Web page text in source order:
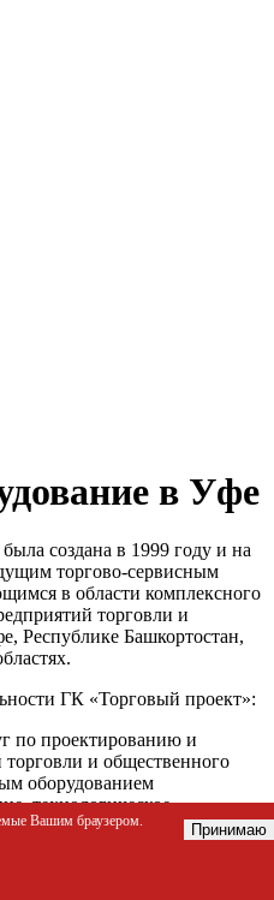
в Уфе
создана в 1999 году и на
торгово-сервисным
в области комплексного
торговли и
Республике Башкортостан,
ГК «Торговый проект»:
по проектированию и
и общественного
оборудованием
технологическое
оборудование и т.д.);
процессов и внедрения
Вашим браузером.
Принимаю